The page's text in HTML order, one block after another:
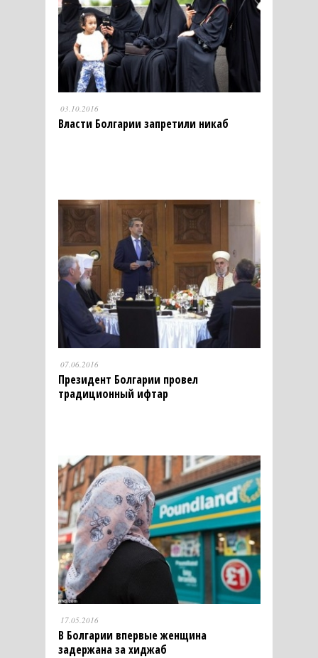
03.10.2016
Власти Болгарии запретили никаб
07.06.2016
Президент Болгарии провел
традиционный ифтар
17.05.2016
В Болгарии впервые женщина
задержана за хиджаб